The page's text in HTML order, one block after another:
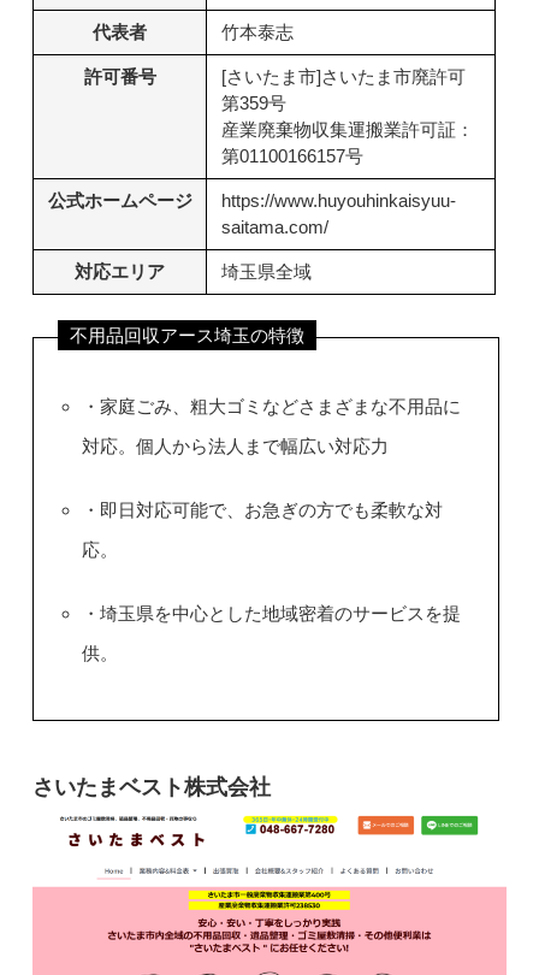
代表者 竹本泰志
許可番号
[さいたま市]さいたま市廃許可
第359号
産業廃棄物収集運搬業許可証：
第01100166157号
公式ホームページ
https://www.huyouhinkaisyuu-
saitama.com/
対応エリア 埼玉県全域
不用品回収アース埼玉の特徴
・家庭ごみ、粗大ゴミなどさまざまな不用品に
対応。個人から法人まで幅広い対応力
・即日対応可能で、お急ぎの方でも柔軟な対
応。
・埼玉県を中心とした地域密着のサービスを提
供。
さいたまベスト株式会社